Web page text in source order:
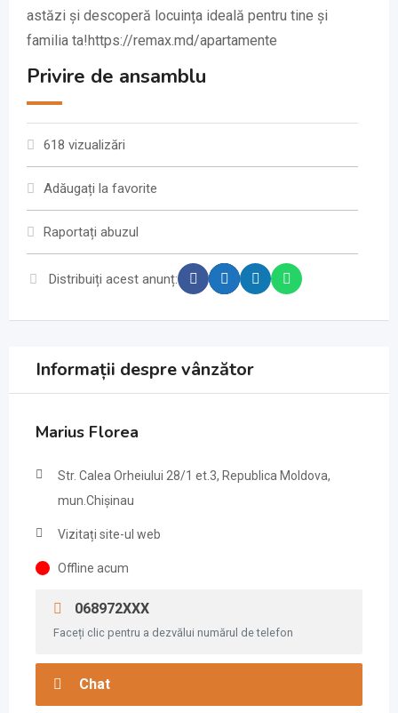
astăzi și descoperă locuința ideală pentru tine și
familia ta!https://remax.md/apartamente
Privire de ansamblu
618 vizualizări
Adăugați la favorite
Raportați abuzul
Distribuiți acest anunț:
Informații despre vânzător
Marius Florea
Str. Calea Orheiului 28/1 et.3, Republica Moldova,
mun.Chișinau
Vizitați site-ul web
Offline acum
068972XXX
Faceți clic pentru a dezvălui numărul de telefon
Chat